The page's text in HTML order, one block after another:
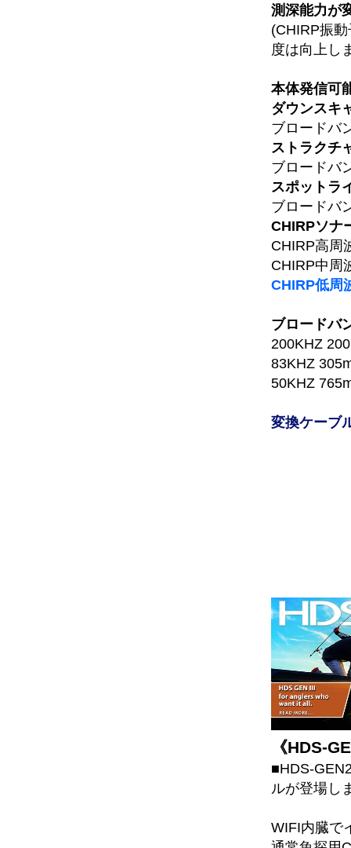
測深能力が
(CHIRP振
度は向上し
本体発信可
ダウンスキ
ブロード
ストラクチ
ブロードバ
スポットラ
ブロード
CHIRPソナ
CHIRP高
CHIRP中
CHIRP低
ブロードバ
200KHZ
83KHZ
50KHZ
変換ケーブ
《HDS-
■HDS-
ルが登場し
WIFI内臓で